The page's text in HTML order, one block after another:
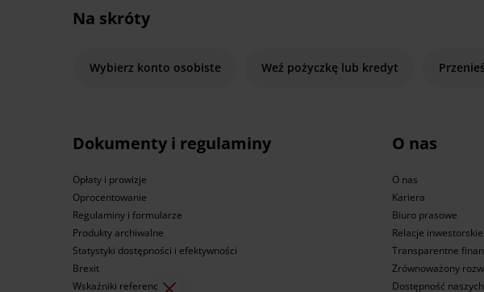
Na skróty
Wybierz konto osobiste Weź pożyczkę lub kredyt
Dokumenty i regulaminy
Opłaty i prowizje
Oprocentowanie
Regulaminy i formularze
Produkty archiwalne
Statystyki dostępności i efektywności
Brexit
Wskaźniki referencyjne
O nas
O nas
Kariera
Biuro prasowe
Relacje inwestorskie
Transparentne
Zrównoważony
Dostępność naszych